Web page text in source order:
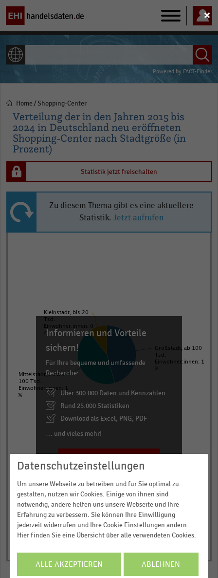
Main
navigation
Powered by FACT-Finder
Pfadnavigation
Home Shopping-Center
Verteilung der in den Jahren 2015 bis
2024 in Deutschland neu eröffneten
Shopping-Center nach Stadtgröße (in
Prozent)
Statistik jetzt freischalten
Zu diesem Thema gibt es eine aktuellere
Statistik. Jetzt aufrufen
Großstadt, ab 100
Tsd.
Einwohner:innen: 1
%
Mittelstadt, 20 bis
100 Tsd.
Einwohner:innen: 1
%
Kleinstadt, bis 20
Tsd.
Einwohner:innen: 0
%
End
interactive
chart
Informieren und Vorteile
sichern!
Für Ihre bequeme und umfassende
Recherche:
Über 300.000 Daten und Kennzahlen
Rund 25.000 Statistiken
Download als Excel, PNG, PDF
… und vieles mehr!
Datenschutzeinstellungen
Um unsere Webseite zu betreiben und für Sie optimal zu
gestalten, nutzen wir Cookies. Einige von ihnen sind
notwendig, andere helfen uns unsere Webseite und Ihre
Erfahrung zu verbessern. Sie können Ihre Einwilligung
jederzeit widerrufen und Ihre Cookie Einstellungen ändern.
Hier finden Sie eine Übersicht über alle verwendeten Cookies.
ALLE AKZEPTIEREN ABLEHNEN